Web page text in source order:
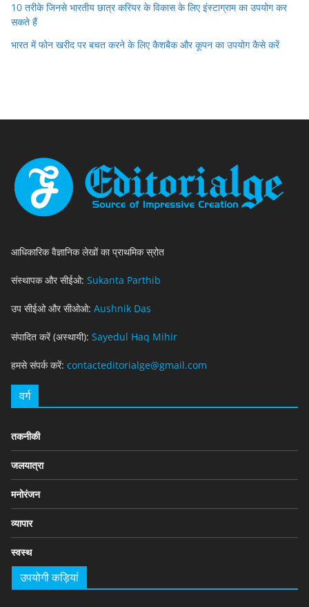
10 तरीके जिनसे भारतीय छात्र करियर के विकास के लिए इंस्टाग्राम का उपयोग कर
सकते हैं
भारत में फोन खरीद पर बचत करने के लिए कैशबैक और कूपन का उपयोग कैसे करें
आधिकारिक वैज्ञानिक लेखों का प्राथमिक स्रोत
संस्थापक और सीईओ: Sukanta Parthib
उप सीईओ और सीओओ: Aushnik Das
संपादित करें (अस्थायी): Sayedul Haq Mihir
हमसे संपर्क करें: contacteditorialge@gmail.com
वर्ग
तकनीकी
जलयात्रा
मनोरंजन
व्यापार
स्वस्थ
उपयोगी कड़ियां